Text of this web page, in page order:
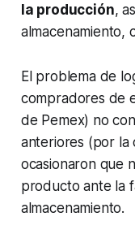
la producción,
almacenamiento,
El problema de
compradores de
de Pemex) no
anteriores (por la
ocasionaron que
producto ante la
almacenamiento.